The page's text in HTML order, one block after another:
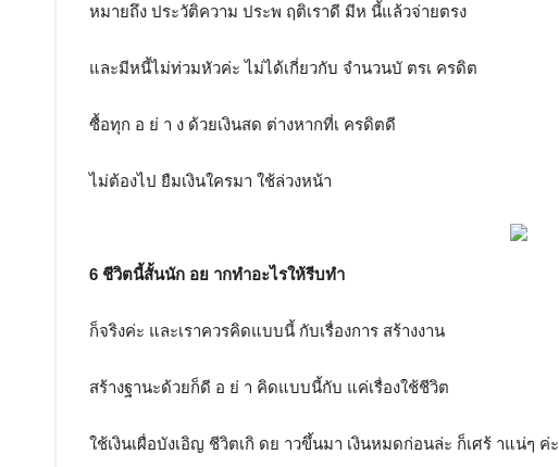
หมายถึง ประวัติความ ประพ ฤติเราดี มีห นี้แล้วจ่ายตรง
และมีหนี้ไม่ท่วมหัวค่ะ ไม่ได้เกี่ยวกับ จำนวนบั ตรเ ครดิต
ซื้อทุก อ ย่ า ง ด้วยเงินสด ต่างหากที่เ ครดิตดี
ไม่ต้องไป ยืมเงินใครมา ใช้ล่วงหน้า
6 ชีวิตนี้สั้นนัก อย ากทำอะไรให้รีบทำ
ก็จริงค่ะ และเราควรคิดแบบนี้ กับเรื่องการ สร้างงาน
สร้างฐานะด้วยก็ดี อ ย่ า คิดแบบนี้กับ แค่เรื่องใช้ชีวิต
ใช้เงินเผื่อบังเอิญ ชีวิตเกิ ดย าวขึ้นมา เงินหมดก่อนล่ะ ก็เศร้ าแน่ๆ ค่ะ